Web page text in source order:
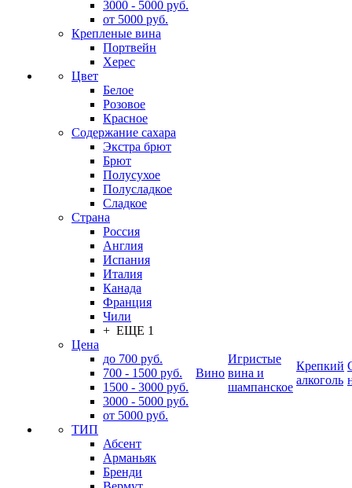
3000 - 5000 руб.
от 5000 руб.
Крепленые вина
Портвейн
Херес
Цвет
Белое
Розовое
Красное
Содержание сахара
Экстра брют
Брют
Полусухое
Полусладкое
Сладкое
Страна
Россия
Англия
Испания
Италия
Канада
Франция
Чили
+ ЕЩЕ 1
Цена
до 700 руб.
700 - 1500 руб.
1500 - 3000 руб.
3000 - 5000 руб.
от 5000 руб.
ТИП
Абсент
Арманьяк
Бренди
Вино
Игристые
вина и
шампанское
Крепкий
алкоголь